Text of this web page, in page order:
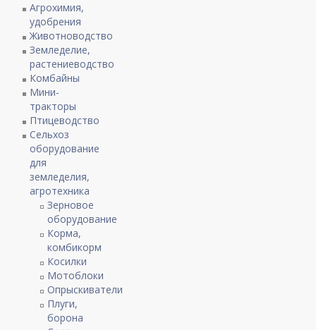
Агрохимия,
удобрения
Животноводство
Земледелие,
растениеводство
Комбайны
Мини-
тракторы
Птицеводство
Сельхоз
оборудование
для
земледелия,
агротехника
Зерновое
оборудование
Корма,
комбикорм
Косилки
Мотоблоки
Опрыскиватели
Плуги,
борона